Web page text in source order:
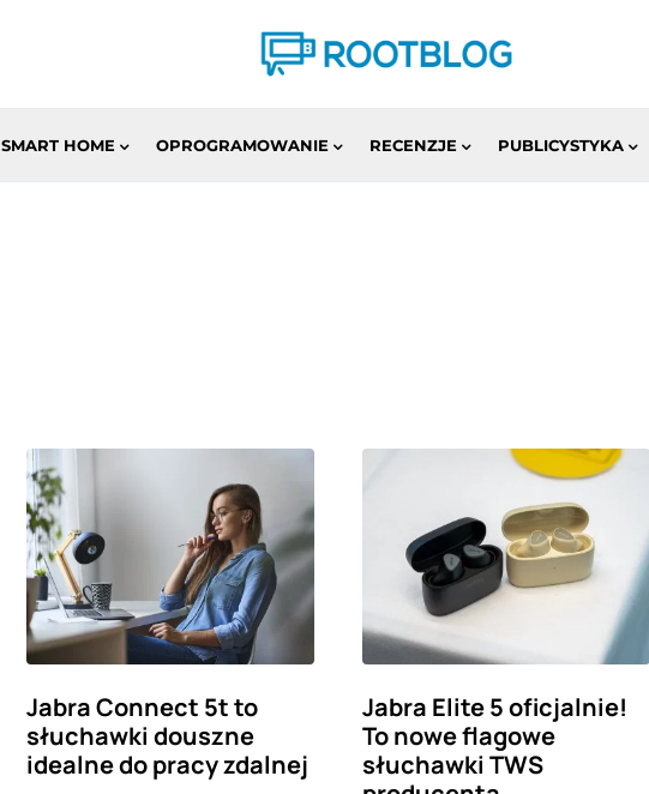
SMART HOME OPROGRAMOWANIE RECENZJE PUBLICYSTYKA
Jabra Connect 5t to
słuchawki douszne
idealne do pracy zdalnej
Jabra Elite 5 oficjalnie!
To nowe flagowe
słuchawki TWS